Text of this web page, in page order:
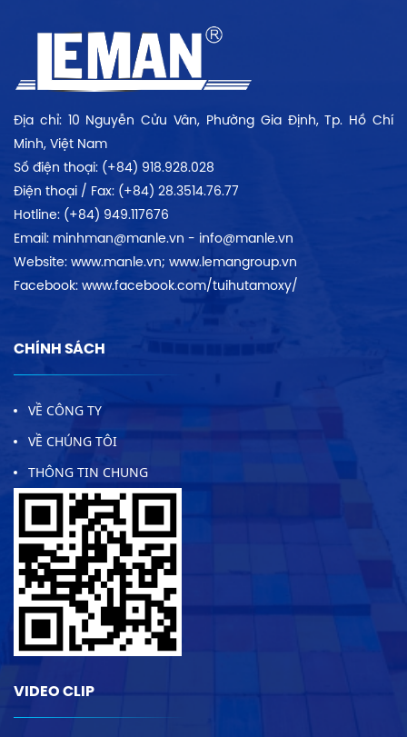
Địa chỉ: 10 Nguyễn Cửu Vân, Phường Gia Định, Tp. Hồ Chí
Minh, Việt Nam
Số điện thoại: (+84) 918.928.028
Điện thoại / Fax: (+84) 28.3514.76.77
Hotline: (+84) 949.117676
Email: minhman@manle.vn - info@manle.vn
Website: www.manle.vn; www.lemangroup.vn
Facebook: www.facebook.com/tuihutamoxy/
CHÍNH SÁCH
VỀ CÔNG TY
VỀ CHÚNG TÔI
THÔNG TIN CHUNG
VIDEO CLIP